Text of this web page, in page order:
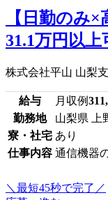
【日勤のみ
31.1万円以
株式会社平山 山梨
給与 月収例
勤務地
山梨県 上
寮・社宅 あり
仕事内容 通信機器
＼最短45秒で完了／